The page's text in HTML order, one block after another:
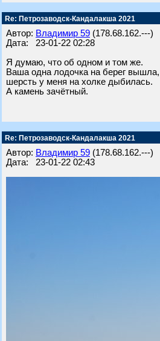
Re: Петрозаводск-Кандалакша 2021
Автор: Владимир 59 (178.68.162.---)
Дата: 23-01-22 02:28
Я думаю, что об одном и том же.
Ваша одна лодочка на берег
шерсть у меня на холке дыбилась.
А камень зачётный.
Re: Петрозаводск-Кандалакша 2021
Автор: Владимир 59 (178.68.162.---)
Дата: 23-01-22 02:43